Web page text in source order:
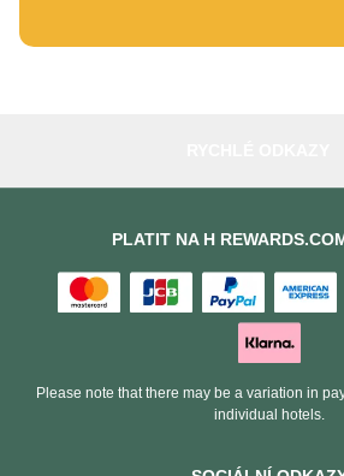
PLATIT NA H
Please note that there may be a variation in
individual hotels.